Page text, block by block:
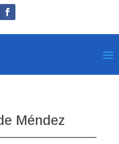
Méndez